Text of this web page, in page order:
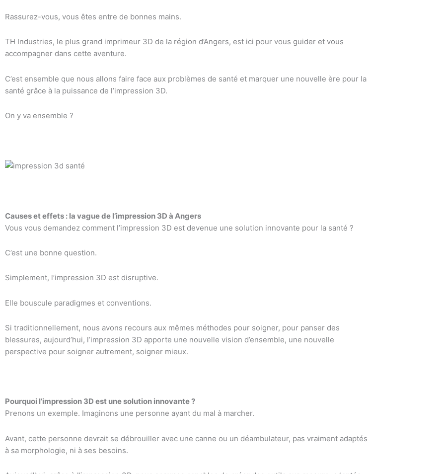
Rassurez-vous, vous êtes entre de bonnes mains.
TH Industries, le plus grand imprimeur 3D de la région d’Angers, est ici pour vous guider et vous
accompagner dans cette aventure.
C’est ensemble que nous allons faire face aux problèmes de santé et marquer une nouvelle ère pour la
santé grâce à la puissance de l’impression 3D.
On y va ensemble ?
Causes et effets : la vague de l’impression 3D à Angers
Vous vous demandez comment l’impression 3D est devenue une solution innovante pour la santé ?
C’est une bonne question.
Simplement, l’impression 3D est disruptive.
Elle bouscule paradigmes et conventions.
Si traditionnellement, nous avons recours aux mêmes méthodes pour soigner, pour panser des
blessures, aujourd’hui, l’impression 3D apporte une nouvelle vision d’ensemble, une nouvelle
perspective pour soigner autrement, soigner mieux.
Pourquoi l’impression 3D est une solution innovante ?
Prenons un exemple. Imaginons une personne ayant du mal à marcher.
Avant, cette personne devrait se débrouiller avec une canne ou un déambulateur, pas vraiment adaptés
à sa morphologie, ni à ses besoins.